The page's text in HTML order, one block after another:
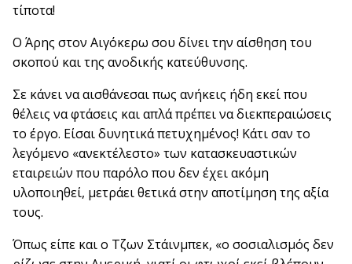
τίποτα!
Ο Άρης στον Αιγόκερω σου δίνει την αίσθηση του
σκοπού και της ανοδικής κατεύθυνσης.
Σε κάνει να αισθάνεσαι πως ανήκεις ήδη εκεί που
θέλεις να φτάσεις και απλά πρέπει να διεκπεραιώσεις
το έργο. Είσαι δυνητικά πετυχημένος! Κάτι σαν το
λεγόμενο «ανεκτέλεστο» των κατασκευαστικών
εταιρειών που παρόλο που δεν έχει ακόμη
υλοποιηθεί, μετράει θετικά στην αποτίμηση της αξία
τους.
Όπως είπε και ο Τζων Στάινμπεκ, «ο σοσιαλισμός δεν